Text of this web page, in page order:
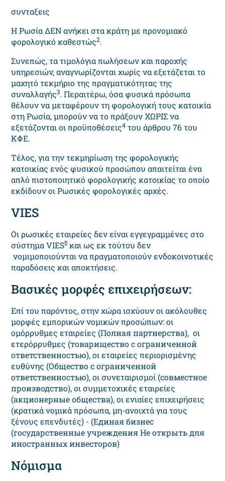
συνταξεις
Η Ρωσία ΔΕΝ ανήκει στα κράτη με προνομιακό
φορολογικό καθεστώς2.
Συνεπώς, τα τιμολόγια πωλήσεων και παροχής
υπηρεσιών, αναγνωρίζονται χωρίς να εξετάζεται το
μαχητό τεκμήριο της πραγματικότητας της
συναλλαγής3. Περαιτέρω, όσα φυσικά πρόσωπα
θέλουν να μεταφέρουν τη φορολογική τους κατοικία
στη Ρωσία, μπορούν να το πράξουν ΧΩΡΙΣ να
εξετάζονται οι προϋποθέσεις4του άρθρου 76 του
ΚΦΕ.
Τέλος, για την τεκμηρίωση της φορολογικής
κατοικίας ενός φυσικού προσώπου απαιτείται ένα
απλό πιστοποιητικό φορολογικής κατοικίας το οποίο
εκδίδουν οι Ρωσικές φορολογικές αρχές.
VIES
Οι ρωσικές εταιρείες δεν είναι εγγεγραμμένες στο
σύστημα VIES5και ως εκ τούτου δεν
νομιμοποιούνται να πραγματοποιούν ενδοκοινοτικές
παραδόσεις και αποκτήσεις.
Βασικές μορφές επιχειρήσεων:
Επί του παρόντος, στην χώρα ισχύουν οι ακόλουθες
μορφές εμπορικών νομικών προσώπων: οι
ομόρρυθμες εταιρείες (Полная партнерства), οι
ετερόρρυθμες (товарищество с ограниченной
ответственностью), οι εταιρείες περιορισμένης
ευθύνης (Общество с ограниченной
ответственностью), οι συνεταιρισμοί (совместное
производство), οι συμμετοχικές εταιρείες
(акционерные общества), οι ενιαίες επιχειρήσεις
(κρατικά νομικά πρόσωπα, μη-ανοιχτά για τους
ξένους επενδυτές) - (Единая бизнес
(государственные учреждения Не открыть для
иностранных инвесторов)
Νόμισμα